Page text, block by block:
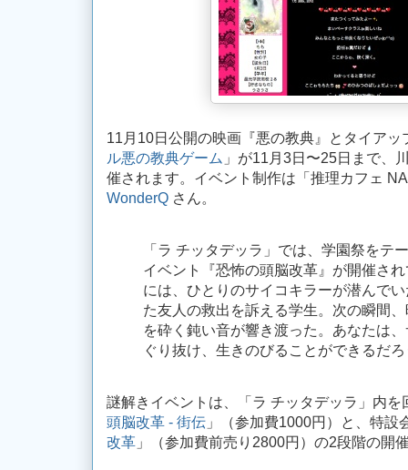
11月10日公開の映画『悪の教典』とタイア
ル悪の教典ゲーム 」が11月3日〜25日まで、
催されます。イベント制作は「推理カフェ
WonderQ さん。
「ラ チッタデッラ」では、学園祭をテ
イベント『恐怖の頭脳改革』が開催さ
には、ひとりのサイコキラーが潜んで
た友人の救出を訴える学生。次の瞬間
を砕く鈍い音が響き渡った。あなたは
ぐり抜け、生きのびることができるだ
謎解きイベントは、「ラ チッタデッラ」内を
頭脳改革 - 街伝 」（参加費1000円）と、特設
改革 」（参加費前売り2800円）の2段階の開